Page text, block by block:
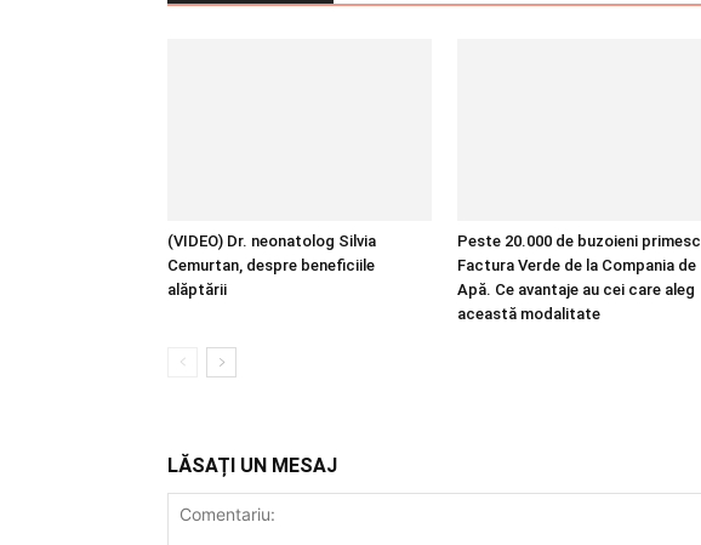
(VIDEO) Dr. neonatolog Silvia
Cemurtan, despre beneficiile
alăptării
Peste 20.000 de buzoieni primesc
Factura Verde de la Compania de
Apă. Ce avantaje au cei care aleg
această modalitate
LĂSAȚI UN MESAJ